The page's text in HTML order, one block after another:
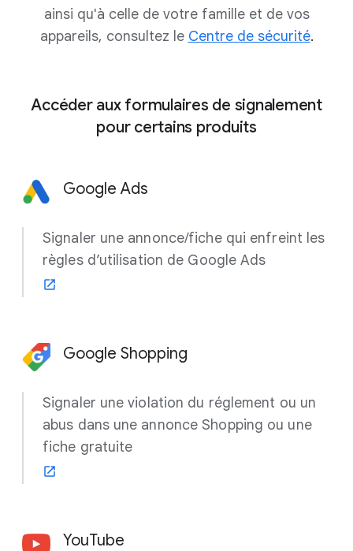
ainsi qu'à celle de votre famille et de vos
appareils, consultez le Centre de sécurité.
Accéder aux formulaires de signalement
pour certains produits
Google Ads
Signaler une annonce/fiche qui enfreint les
règles d’utilisation de Google Ads
Google Shopping
Signaler une violation du réglement ou un
abus dans une annonce Shopping ou une
fiche gratuite
YouTube